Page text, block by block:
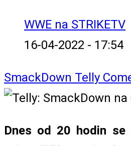
WWE na STRIKETV
16-04-2022 - 17:54
SmackDown Telly
Dnes od 20 hodin